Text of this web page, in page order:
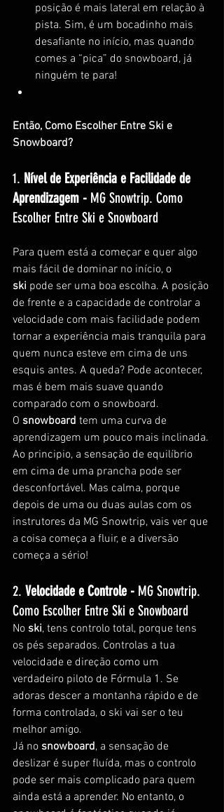
posição é mais lateral em relação à
pista. Sim, é um bocadinho mais
desafiante no início, mas quando
comes a “pica” do snowboard, já
ninguém te para!
Então, Como Escolher Entre Ski e
Snowboard?
1. Nível de Experiência e Facilidade de
Aprendizagem - MG Snowtrip. Como
Escolher Entre Ski e Snowboard
Para quem está a começar e quer algo
mais fácil de dominar no início, o
ski pode ser uma boa escolha. A posição
de frente e a capacidade de controlar a
velocidade com mais facilidade podem
tornar a experiência mais tranquila para
quem nunca esteve em cima de uns
esquis antes. A queda? Pode acontecer,
mas é bem mais suave quando
comparado com o snowboard.
O snowboard tem uma curva de
aprendizagem um pouco mais inclinada.
Ao principio, a sensação de equilíbrio
em cima de uma prancha pode ser
desconfortável. Mas calma, porque
depois de uma ou duas aulas com os
instrutores da MG Snowtrip, vais ver que
a coisa começa a fluir, e a diversão
começa a sério!
2. Velocidade e Controle - MG Snowtrip.
Como Escolher Entre Ski e Snowboard
No ski, tens controlo total, porque tens
os pés separados. Controlas a tua
velocidade e direção como um
verdadeiro piloto de Fórmula 1. Se
adoras descer a montanha rápido e de
forma controlada, o ski vai ser o teu
melhor amigo.
Já no snowboard, a sensação de
deslizar é super fluída, mas o controlo
pode ser mais complicado para quem
ainda está a aprender. No entanto, o